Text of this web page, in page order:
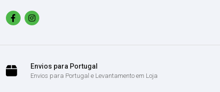
Envios para Portugal
Envios para Portugal e Levantamento em Loja